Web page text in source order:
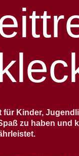
für Kinder,
zu haben und